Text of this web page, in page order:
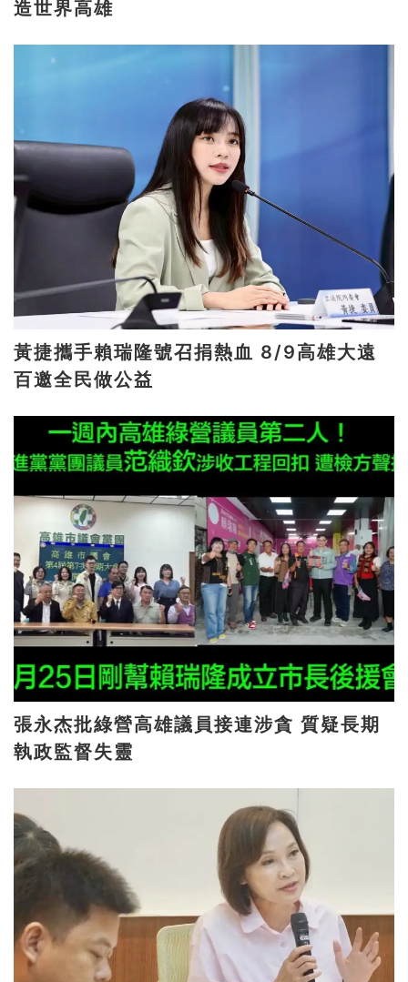
造世界高雄
黃捷攜手賴瑞隆號召捐熱血 8/9高雄大遠
百邀全民做公益
張永杰批綠營高雄議員接連涉貪 質疑長期
執政監督失靈